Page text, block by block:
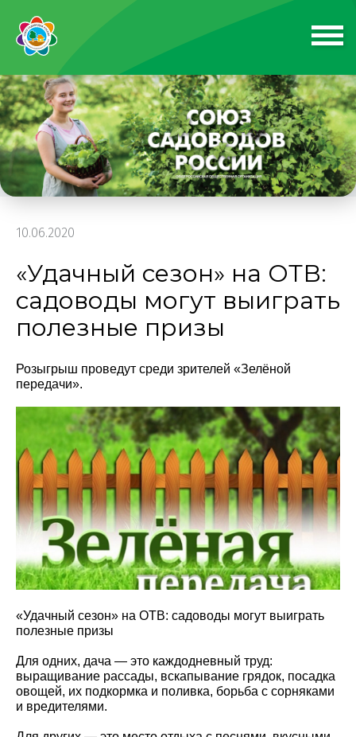
10.06.2020
«Удачный сезон» на ОТВ:
садоводы могут выиграть
полезные призы
Розыгрыш проведут среди зрителей «Зелёной
передачи».
«Удачный сезон» на ОТВ: садоводы могут выиграть
полезные призы
Для одних, дача — это каждодневный труд:
выращивание рассады, вскапывание грядок, посадка
овощей, их подкормка и поливка, борьба с сорняками
и вредителями.